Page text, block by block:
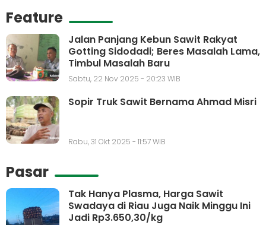
Feature
Jalan Panjang Kebun Sawit Rakyat
Gotting Sidodadi; Beres Masalah Lama,
Timbul Masalah Baru
Sabtu, 22 Nov 2025 - 20:23 WIB
Sopir Truk Sawit Bernama Ahmad Misri
Rabu, 31 Okt 2025 - 11:57 WIB
Pasar
Tak Hanya Plasma, Harga Sawit
Swadaya di Riau Juga Naik Minggu Ini
Jadi Rp3.650,30/kg